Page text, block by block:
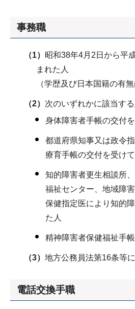
事務職
（1） 昭和38年4月2日から平
まれた人
（学歴及び日本国籍の有
（2） 次のいずれかに該当する
身体障害者手帳の交付
都道府県知事又は政令
療育手帳の交付を受け
知的障害者更生相談所
福祉センター、地域障
保健指定医により知的
た人
精神障害者保健福祉手
（3）地方公務員法第16条等
電話交換手職